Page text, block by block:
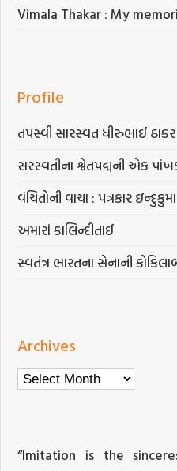
Vimala Thakar : My
Profile
તપસ્વી સારસ્વત ધીરુભાઈ ઠાકર
સરસ્વતીના શ્વેતપદ્મની એક
વંચિતોની વાચા : પત્રકાર
અમારાં કાલિન્દીતાઈ
સ્વતંત્ર ભારતના સેનાની
Archives
Archives
“Imitation is the